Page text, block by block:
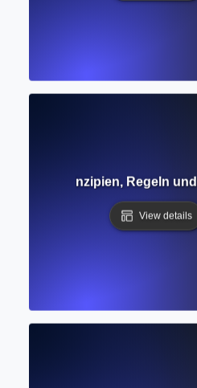
Regeln
View details